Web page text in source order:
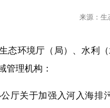
来源：生
环境厅（局）、水利（
管理机构：
关于加强入河入海排